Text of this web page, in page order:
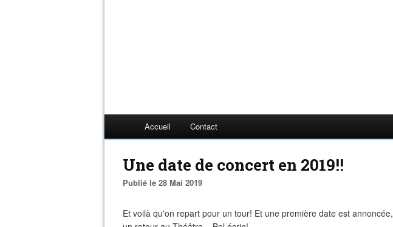
Accueil Contact
Une date de concert en 2019!!
Publié le 28 Mai 2019
Et voilà qu'on repart pour un tour! Et une première date est